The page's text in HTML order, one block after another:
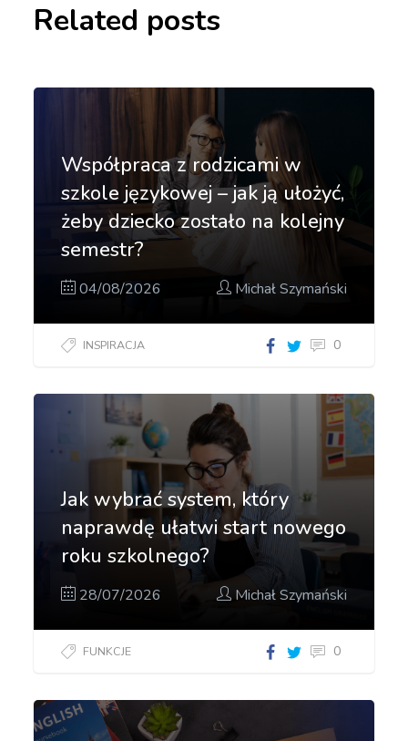
Related posts
Współpraca z rodzicami w
szkole językowej – jak ją ułożyć,
żeby dziecko zostało na kolejny
semestr?
04/08/2026 Michał Szymański
INSPIRACJA 0
Jak wybrać system, który
naprawdę ułatwi start nowego
roku szkolnego?
28/07/2026 Michał Szymański
FUNKCJE 0